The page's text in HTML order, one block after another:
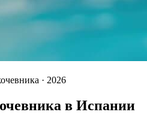
· 2026
в Испании